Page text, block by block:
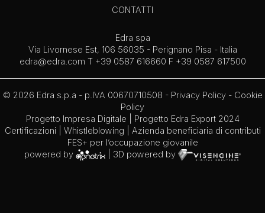
CONTATTI
Edra spa
Via Livornese Est, 106 56035 - Perignano Pisa - Italia
edra@edra.com T +39 0587 616660 F +39 0587 617500
© 2026 Edra s.p.a - p.IVA 00670710508 - Privacy Policy- Cookie
Policy
Progetto Impresa Digitale
Progetto Edra Export 2024
Certificazioni
Whistleblowing | Azienda beneficiaria di contributi
FES+ per l’occupazione giovanile
powered by
| 3D powered by